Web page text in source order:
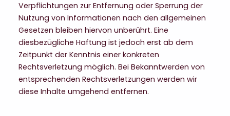
Verpflichtungen zur Entfernung oder Sperrung der
Nutzung von Informationen nach den allgemeinen
Gesetzen bleiben hiervon unberührt. Eine
diesbezügliche Haftung ist jedoch erst ab dem
Zeitpunkt der Kenntnis einer konkreten
Rechtsverletzung möglich. Bei Bekanntwerden von
entsprechenden Rechtsverletzungen werden wir
diese Inhalte umgehend entfernen.